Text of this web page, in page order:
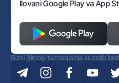
Ilovani Google Play va App
Bizni ijtimoiy tarmoqlarda kuzatib